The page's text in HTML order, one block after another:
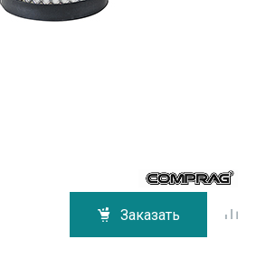
Заказать